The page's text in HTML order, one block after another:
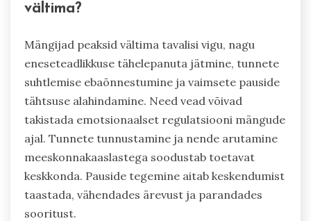
vältima?
Mängijad peaksid vältima tavalisi vigu, nagu
eneseteadlikkuse tähelepanuta jätmine, tunnete
suhtlemise ebaõnnestumine ja vaimsete pauside
tähtsuse alahindamine. Need vead võivad
takistada emotsionaalset regulatsiooni mängude
ajal. Tunnete tunnustamine ja nende arutamine
meeskonnakaaslastega soodustab toetavat
keskkonda. Pauside tegemine aitab keskendumist
taastada, vähendades ärevust ja parandades
sooritust.